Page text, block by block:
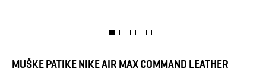
MUŠKE PATIKE NIKE AIR MAX COMMAND LEATHER